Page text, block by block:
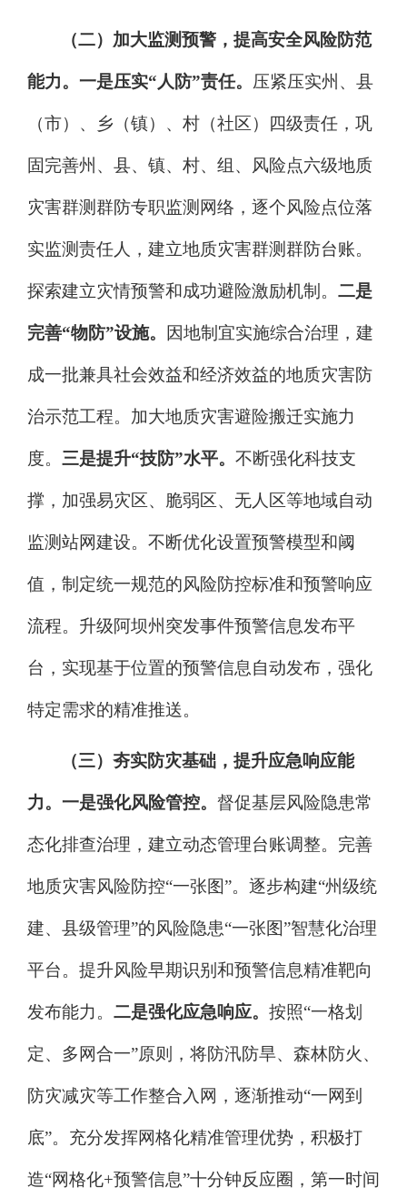
（二）加大监测预警，提高安全风险防范
能力。 一是压实“人防”责任。 压紧压实州、县
（市）、乡（镇）、村（社区）四级责任，巩
固完善州、县、镇、村、组、风险点六级地质
灾害群测群防专职监测网络，逐个风险点位落
实监测责任人，建立地质灾害群测群防台账。
探索建立灾情预警和成功避险激励机制。 二是
完善“物防”设施。 因地制宜实施综合治理，建
成一批兼具社会效益和经济效益的地质灾害防
治示范工程。加大地质灾害避险搬迁实施力
度。 三是提升“技防”水平。 不断强化科技支
撑，加强易灾区、脆弱区、无人区等地域自动
监测站网建设。不断优化设置预警模型和阈
值，制定统一规范的风险防控标准和预警响应
流程。升级阿坝州突发事件预警信息发布平
台，实现基于位置的预警信息自动发布，强化
特定需求的精准推送。
（三）夯实防灾基础，提升应急响应能
力。 一是强化风险管控。 督促基层风险隐患常
态化排查治理，建立动态管理台账调整。完善
地质灾害风险防控“一张图”。逐步构建“州级统
建、县级管理”的风险隐患“一张图”智慧化治理
平台。提升风险早期识别和预警信息精准靶向
发布能力。 二是强化应急响应。 按照“一格划
定、多网合一”原则，将防汛防旱、森林防火、
防灾减灾等工作整合入网，逐渐推动“一网到
底”。充分发挥网格化精准管理优势，积极打
造“网格化+预警信息”十分钟反应圈，第一时间